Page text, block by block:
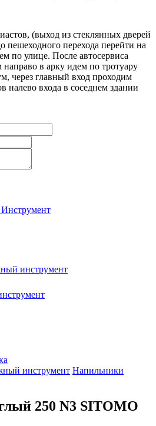
(выход из стеклянных дверей
пешеходного перехода перейти на
по улице. После автосервиса
в арку идем по тротуару
через главный вход проходим
налево входа в соседнем здании
инструмент
инструмент Напильники
250 N3 SITOMO